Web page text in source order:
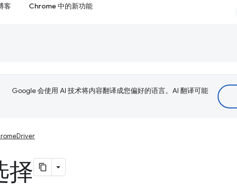
客 Chrome 中的新功能
Google 会使用 AI 技术将内容翻译成您偏好的语言。AI 翻译可能
择